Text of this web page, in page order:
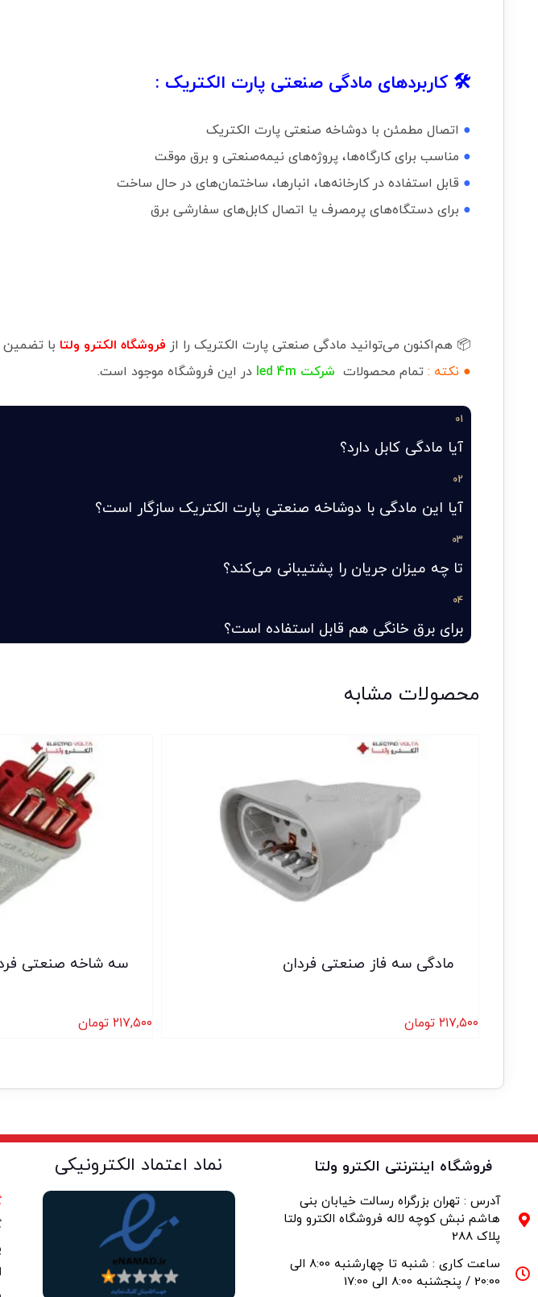
🛠 کاربردهای مادگی صنعتی پارت الکتریک :
● اتصال مطمئن با دوشاخه صنعتی پارت الکتریک
● مناسب برای کارگاه‌ها، پروژه‌های نیمه‌صنعتی و برق موقت
● قابل استفاده در کارخانه‌ها، انبارها، ساختمان‌های در حال ساخت
● برای دستگاه‌های پرمصرف یا اتصال کابل‌های سفارشی برق
📦 هم‌اکنون می‌توانید مادگی صنعتی پارت الکتریک را از فروشگاه الکترو ولتا با
● نکته : تمام محصولات شرکت led 4m در این فروشگاه موجود است.
01
آیا مادگی کابل دارد؟
02
آیا این مادگی با دوشاخه صنعتی پارت الکتریک سازگار است؟
03
تا چه میزان جریان را پشتیبانی می‌کند؟
04
برای برق خانگی هم قابل استفاده است؟
محصولات مشابه
مادگی سه فاز صنعتی فردان
۲۱۷,۵۰۰ تومان
سه شاخه صنعتی
۲۱۷,۵۰۰ تومان
فروشگاه اینترنتی الکترو ولتا
آدرس : تهران بزرگراه رسالت خیابان بنی
هاشم نبش کوچه لاله فروشگاه الکترو ولتا
پلاک 288
ساعت کاری : شنبه تا چهارشنبه 8:00 الی
20:00 / پنجشنبه 8:00 الی 17:00
نماد اعتماد الکترونیکی